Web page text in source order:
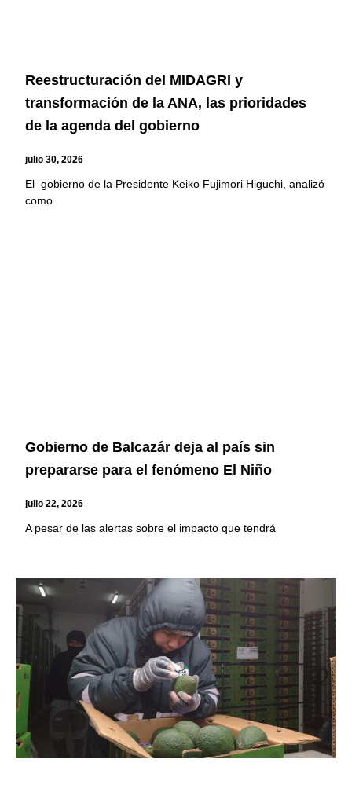
Reestructuración del MIDAGRI y
transformación de la ANA, las prioridades
de la agenda del gobierno
julio 30, 2026
El gobierno de la Presidente Keiko Fujimori Higuchi, analizó
como
Gobierno de Balcazár deja al país sin
prepararse para el fenómeno El Niño
julio 22, 2026
A pesar de las alertas sobre el impacto que tendrá